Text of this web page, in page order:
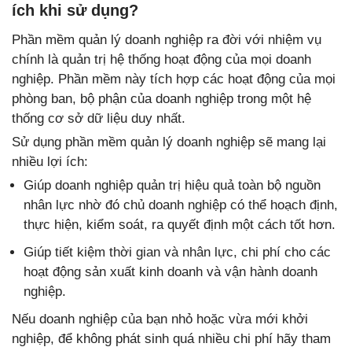
ích khi sử dụng?
Phần mềm quản lý doanh nghiệp ra đời với nhiệm vụ
chính là quản trị hệ thống hoạt động của mọi doanh
nghiệp. Phần mềm này tích hợp các hoạt động của mọi
phòng ban, bộ phận của doanh nghiệp trong một hệ
thống cơ sở dữ liệu duy nhất.
Sử dụng phần mềm quản lý doanh nghiệp sẽ mang lại
nhiều lợi ích:
Giúp doanh nghiệp quản trị hiệu quả toàn bộ nguồn
nhân lực nhờ đó chủ doanh nghiệp có thể hoạch định,
thực hiện, kiểm soát, ra quyết định một cách tốt hơn.
Giúp tiết kiệm thời gian và nhân lực, chi phí cho các
hoạt động sản xuất kinh doanh và vận hành doanh
nghiệp.
Nếu doanh nghiệp của bạn nhỏ hoặc vừa mới khởi
nghiệp, để không phát sinh quá nhiều chi phí hãy tham